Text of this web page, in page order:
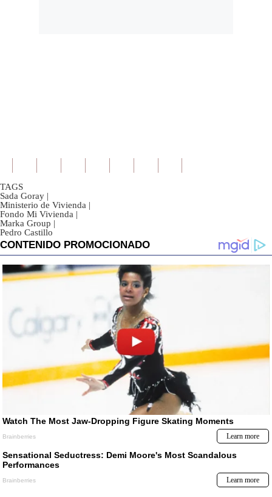
TAGS
Sada Goray |
Ministerio de Vivienda |
Fondo Mi Vivienda |
Marka Group |
Pedro Castillo